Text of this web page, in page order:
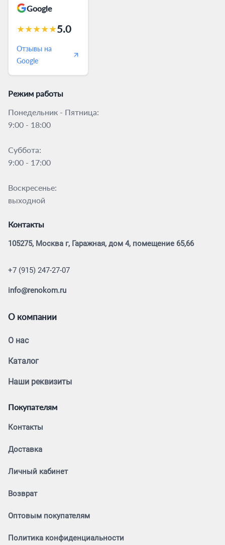
Google
★★★★★5.0
Отзывы на
Google
Режим работы
Понедельник - Пятница:
9:00 - 18:00
Суббота:
9:00 - 17:00
Воскресенье:
выходной
Контакты
105275, Москва г, Гаражная, дом 4, помещение 65,66
+7 (915) 247-27-07
info@renokom.ru
О компании
О нас
Каталог
Наши реквизиты
Покупателям
Контакты
Доставка
Личный кабинет
Возврат
Оптовым покупателям
Политика конфиденциальности